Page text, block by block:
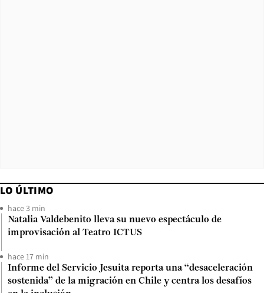
LO ÚLTIMO
hace 3 min
Natalia Valdebenito lleva su nuevo espectáculo de
improvisación al Teatro ICTUS
hace 17 min
Informe del Servicio Jesuita reporta una “desaceleración
sostenida” de la migración en Chile y centra los desafíos